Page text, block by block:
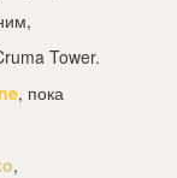
Tower.
, пока
,